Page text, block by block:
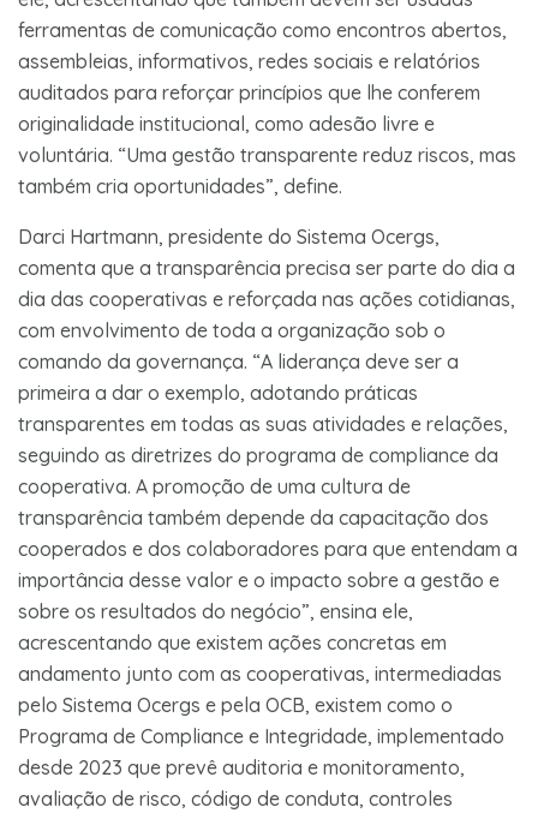
ferramentas de comunicação como encontros abertos,
assembleias, informativos, redes sociais e relatórios
auditados para reforçar princípios que lhe conferem
originalidade institucional, como adesão livre e
voluntária. “Uma gestão transparente reduz riscos, mas
também cria oportunidades”, define.
Darci Hartmann, presidente do Sistema Ocergs,
comenta que a transparência precisa ser parte do dia a
dia das cooperativas e reforçada nas ações cotidianas,
com envolvimento de toda a organização sob o
comando da governança. “A liderança deve ser a
primeira a dar o exemplo, adotando práticas
transparentes em todas as suas atividades e relações,
seguindo as diretrizes do programa de compliance da
cooperativa. A promoção de uma cultura de
transparência também depende da capacitação dos
cooperados e dos colaboradores para que entendam a
importância desse valor e o impacto sobre a gestão e
sobre os resultados do negócio”, ensina ele,
acrescentando que existem ações concretas em
andamento junto com as cooperativas, intermediadas
pelo Sistema Ocergs e pela OCB, existem como o
Programa de Compliance e Integridade, implementado
desde 2023 que prevê auditoria e monitoramento,
avaliação de risco, código de conduta, controles